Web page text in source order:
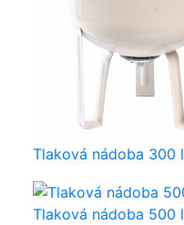
Tlaková nádoba 300 l
Tlaková nádoba 500 l